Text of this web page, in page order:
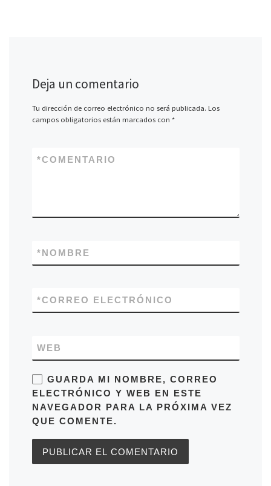
Deja un comentario
Tu dirección de correo electrónico no será publicada. Los
campos obligatorios están marcados con *
COMENTARIO
*
NOMBRE
*
CORREO ELECTRÓNICO
*
WEB
GUARDA MI NOMBRE, CORREO
ELECTRÓNICO Y WEB EN ESTE
NAVEGADOR PARA LA PRÓXIMA VEZ
QUE COMENTE.